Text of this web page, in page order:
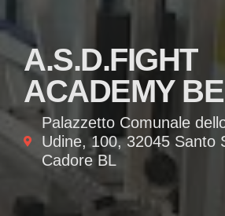
A.S.D.FIGHT
ACADEMY
Palazzetto Comunale
Udine, 100, 32045 Santo
Cadore BL